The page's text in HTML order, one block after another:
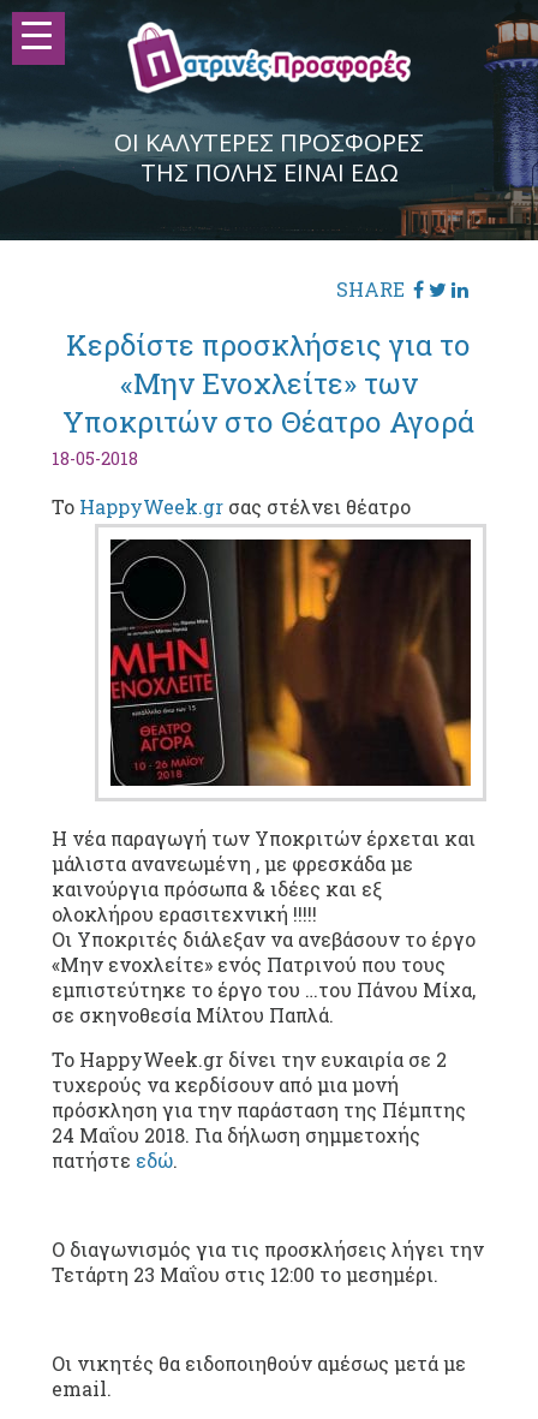
ΟΙ ΚΑΛΥΤΕΡΕΣ ΠΡΟΣΦΟΡΕΣ
ΤΗΣ ΠΟΛΗΣ ΕΙΝΑΙ ΕΔΩ
SHARE
Κερδίστε προσκλήσεις για το
«Μην Ενοχλείτε» των
Υποκριτών στο Θέατρο Αγορά
18-05-2018
Το HappyWeek.grσας στέλνει θέατρο
Η νέα παραγωγή των Υποκριτών έρχεται και
μάλιστα ανανεωμένη , με φρεσκάδα με
καινούργια πρόσωπα & ιδέες και εξ
ολοκλήρου ερασιτεχνική !!!!!
Οι Υποκριτές διάλεξαν να ανεβάσουν το έργο
«Μην ενοχλείτε» ενός Πατρινού που τους
εμπιστεύτηκε το έργο του …του Πάνου Μίχα,
σε σκηνοθεσία Μίλτου Παπλά.
Το HappyWeek.gr δίνει την ευκαιρία σε 2
τυχερούς να κερδίσουν από μια μονή
πρόσκληση για την παράσταση της Πέμπτης
24 Μαΐου 2018. Για δήλωση σημμετοχής
πατήστε εδώ.
Ο διαγωνισμός για τις προσκλήσεις λήγει την
Τετάρτη 23 Μαΐου στις 12:00 το μεσημέρι.
Οι νικητές θα ειδοποιηθούν αμέσως μετά με
email.